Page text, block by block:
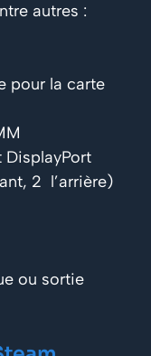
autres :
pour la carte
DisplayPort
2 l’arrière)
ou sortie